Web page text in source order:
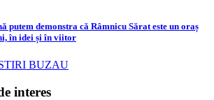
putem demonstra că Râmnicu Sărat este un oraș
în idei și în viitor
BUZAU
interes